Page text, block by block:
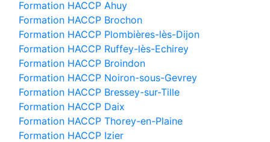
Formation HACCP Ahuy
Formation HACCP Brochon
Formation HACCP Plombières-lès-Dijon
Formation HACCP Ruffey-lès-Echirey
Formation HACCP Broindon
Formation HACCP Noiron-sous-Gevrey
Formation HACCP Bressey-sur-Tille
Formation HACCP Daix
Formation HACCP Thorey-en-Plaine
Formation HACCP Izier